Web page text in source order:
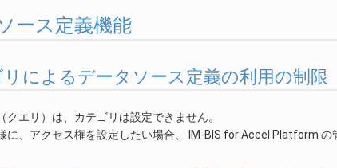
ース定義機能
によるデータソース定義の利用の制限
クエリ）は、カテゴリは設定できません。
に、アクセス権を設定したい場合、 IM-BIS for Accel Platform の